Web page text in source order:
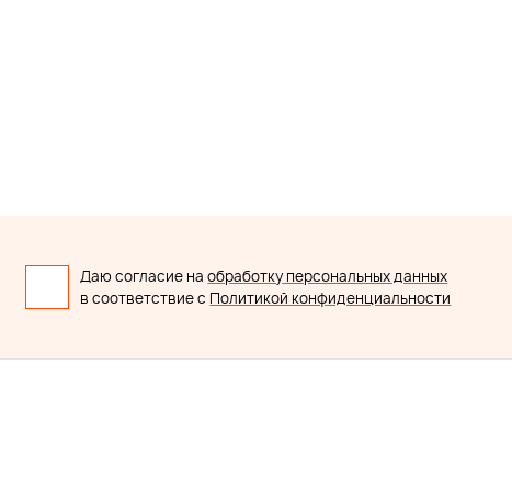
Даю согласие наобработку персональных данных
в соответствие с Политикой конфиденциальности